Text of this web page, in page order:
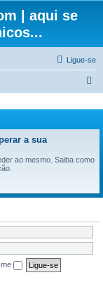
| aqui se
Ligue-se
q
a
a sua
ao mesmo. Saiba como